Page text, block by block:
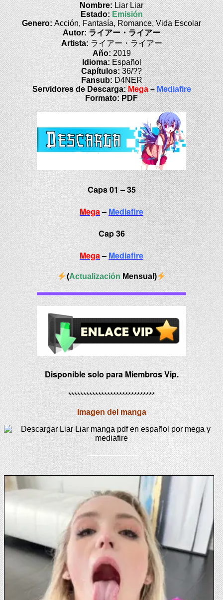
Nombre: Liar Liar
Estado:Emisión
Genero:Acción, Fantasía, Romance, Vida Escolar
Autor: ライアー・ライアー
Artista:ライアー・ライアー
Año:2019
Idioma:Español
Capítulos:36/??
Fansub:D4NER
Servidores de Descarga:Mega–Mediafire
Formato: PDF
Caps 01 – 35
Mega–Mediafire
Cap 36
Mega–Mediafire
(ActualizaciónMensual)
Disponible solo para Miembros Vip.
*****************************
Imagen del manga
——————-